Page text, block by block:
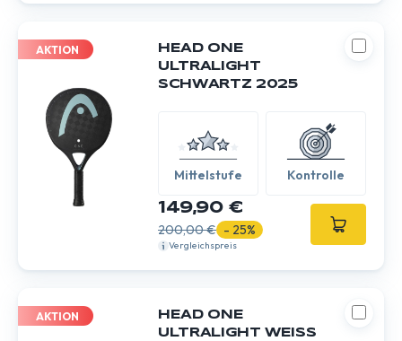
AKTION
HEAD ONE
ULTRALIGHT
SCHWARTZ 2025
Mittelstufe Kontrolle
149,90 €
200,00 € - 25%
Vergleichspreis
AKTION
HEAD ONE
ULTRALIGHT WEISS 2